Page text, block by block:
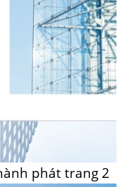
phát trang 2